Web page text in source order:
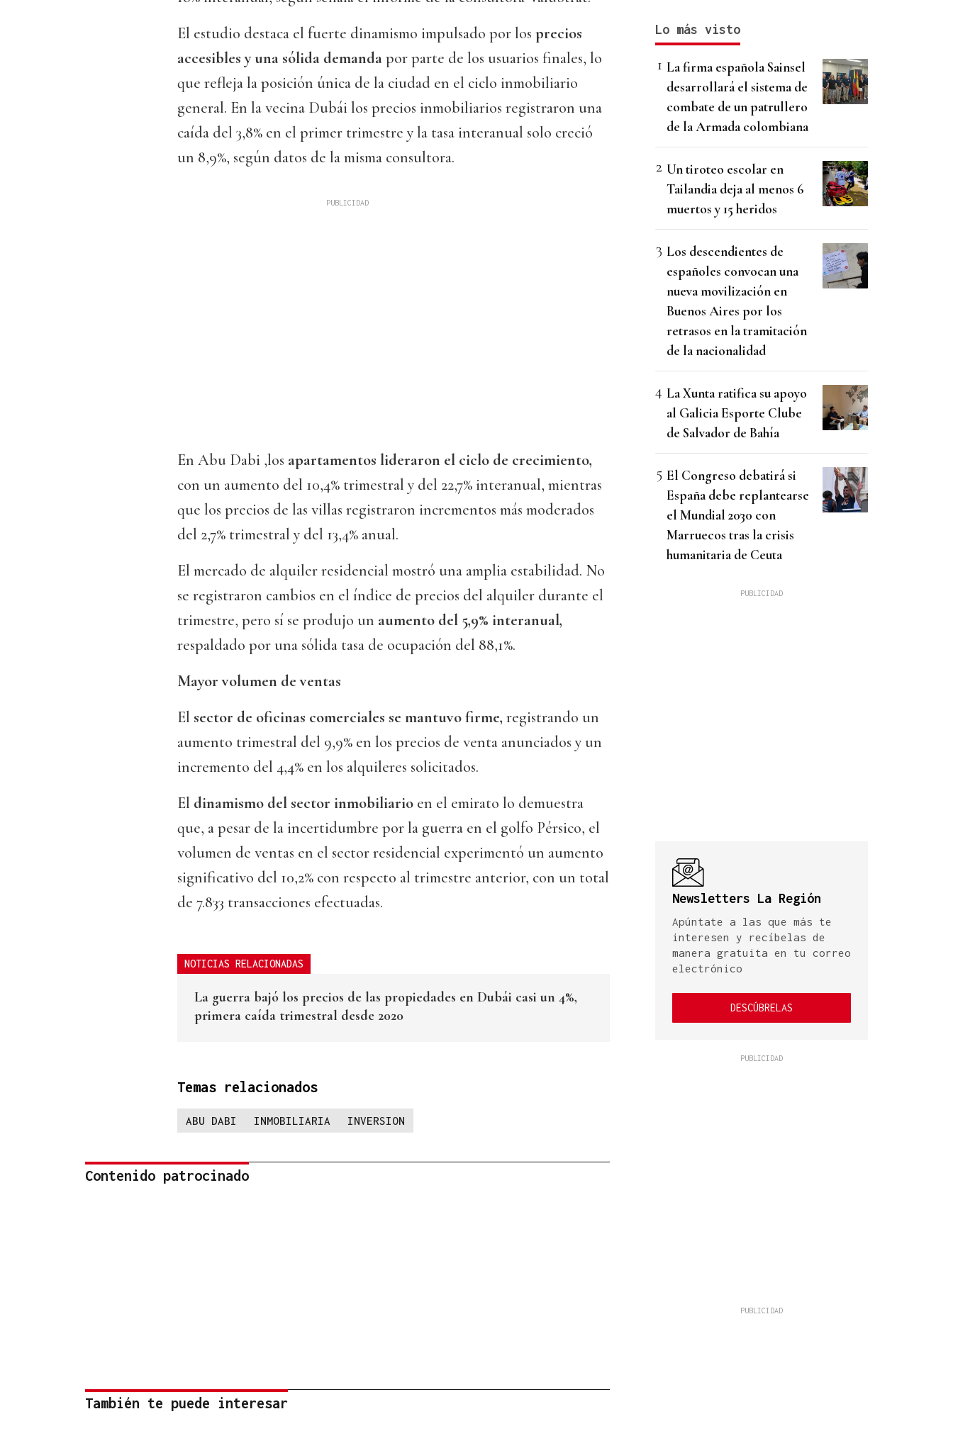
El estudio destaca el fuerte dinamismo impulsado por los precios
accesibles y una sólida demandapor parte de los usuarios finales, lo
que refleja la posición única de la ciudad en el ciclo inmobiliario
general. En la vecina Dubái los precios inmobiliarios registraron una
caída del 3,8% en el primer trimestre y la tasa interanual solo creció
un 8,9%, según datos de la misma consultora.
En Abu Dabi ,los apartamentos lideraron el ciclo de crecimiento,
con un aumento del 10,4% trimestral y del 22,7% interanual, mientras
que los precios de las villas registraron incrementos más moderados
del 2,7% trimestral y del 13,4% anual.
El mercado de alquiler residencial mostró una amplia estabilidad. No
se registraron cambios en el índice de precios del alquiler durante el
trimestre, pero sí se produjo un aumento del 5,9% interanual,
respaldado por una sólida tasa de ocupación del 88,1%.
Mayor volumen de ventas
El sector de oficinas comerciales se mantuvo firme, registrando un
aumento trimestral del 9,9% en los precios de venta anunciados y un
incremento del 4,4% en los alquileres solicitados.
El dinamismo del sector inmobiliario en el emirato lo demuestra
que, a pesar de la incertidumbre por la guerra en el golfo Pérsico, el
volumen de ventas en el sector residencial experimentó un aumento
significativo del 10,2% con respecto al trimestre anterior, con un total
de 7.833 transacciones efectuadas.
NOTICIAS RELACIONADAS
La guerra bajó los precios de las propiedades en Dubái casi un 4%,
primera caída trimestral desde 2020
Temas relacionados
ABU DABI INMOBILIARIA INVERSION
Contenido patrocinado
También te puede interesar
Lo más visto
La firma española Sainsel
desarrollará el sistema de
combate de un patrullero
de la Armada colombiana
Un tiroteo escolar en
Tailandia deja al menos 6
muertos y 15 heridos
Los descendientes de
españoles convocan una
nueva movilización en
Buenos Aires por los
retrasos en la tramitación
de la nacionalidad
La Xunta ratifica su apoyo
al Galicia Esporte Clube
de Salvador de Bahía
El Congreso debatirá si
España debe replantearse
el Mundial 2030 con
Marruecos tras la crisis
humanitaria de Ceuta
Newsletters La Región
Apúntate a las que más te
interesen y recíbelas de
manera gratuita en tu correo
electrónico
DESCÚBRELAS